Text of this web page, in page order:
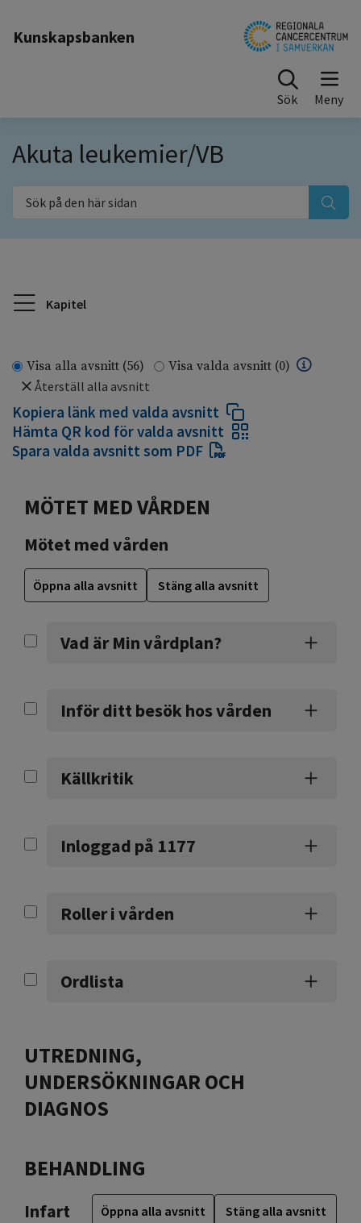
Kunskapsbanken
Sök
Akuta leukemier/VB
Sök på den här sidan
Kapitel
Visa alla avsnitt (56) Visa valda avsnitt (0)
Återställ alla avsnitt
Kopiera länk med valda avsnitt
Hämta QR kod för valda avsnitt
Spara valda avsnitt som PDF
MÖTET MED VÅRDEN
Mötet med vården
Öppna alla avsnitt Stäng alla avsnitt
Vad är Min vårdplan?
Inför ditt besök hos vården
Källkritik
Inloggad på 1177
Roller i vården
Ordlista
UTREDNING,
UNDERSÖKNINGAR OCH
DIAGNOS
BEHANDLING
Infart Öppna alla avsnitt Stäng alla avsnitt